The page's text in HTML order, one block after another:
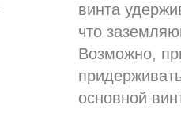
винта
что
Возможно,
основной